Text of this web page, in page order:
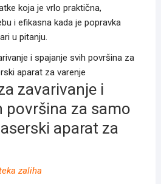
koja je vrlo praktična,
i efikasna kada je popravka
u pitanju.
zavarivanje i
površina za samo
aparat za
zaliha